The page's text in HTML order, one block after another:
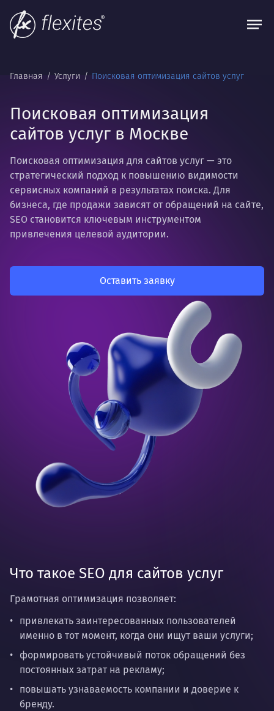
Главная Услуги Поисковая оптимизация сайтов услуг
Поисковая оптимизация
сайтов услуг в Москве
Поисковая оптимизация для сайтов услуг — это
стратегический подход к повышению видимости
сервисных компаний в результатах поиска. Для
бизнеса, где продажи зависят от обращений на сайте,
SEO становится ключевым инструментом
привлечения целевой аудитории.
Оставить заявку
Что такое SEO для сайтов услуг
Грамотная оптимизация позволяет:
привлекать заинтересованных пользователей
именно в тот момент, когда они ищут ваши услуги;
формировать устойчивый поток обращений без
постоянных затрат на рекламу;
повышать узнаваемость компании и доверие к
бренду.